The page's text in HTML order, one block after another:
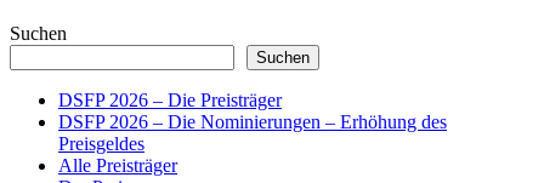
Suchen
Suchen
DSFP 2026 – Die Preisträger
DSFP 2026 – Die Nominierungen – Erhöhung des
Preisgeldes
Alle Preisträger